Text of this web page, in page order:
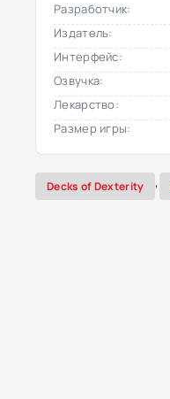
Разработчик:
Издатель:
Интерфейс:
Озвучка:
Лекарство:
Размер игры:
Decks of Dexterity ,